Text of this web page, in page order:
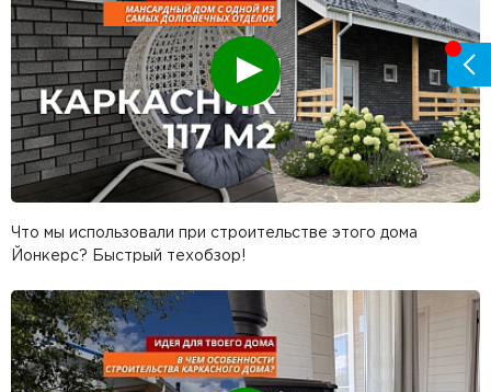
Смотреть
Что мы использовали при строительстве этого дома
Йонкерс? Быстрый техобзор!